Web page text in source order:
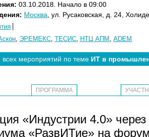
03.10.2018. Начало в 09:00
Москва , ул. Русаковская, д. 24,
, ЭРЕМЕКС, ТЕСИС, НТЦ АПМ , ADEM
всех мероприятий по теме ИТ в
ПРОГРАММА
«Индустрии 4.0»
«РазвИТие» на